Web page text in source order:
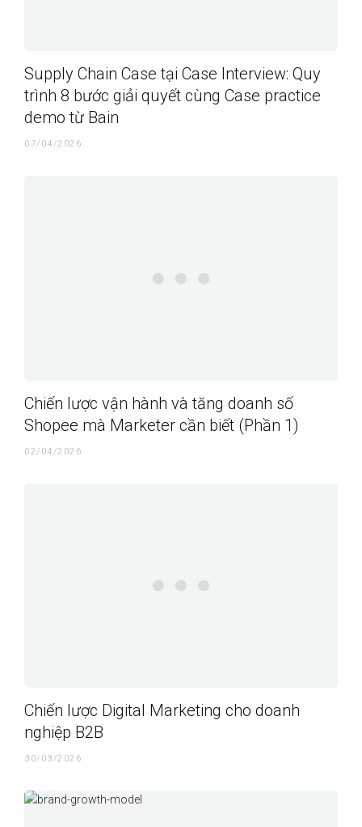
Supply Chain Case tại Case Interview: Quy
trình 8 bước giải quyết cùng Case practice
demo từ Bain
07/04/2026
Chiến lược vận hành và tăng doanh số
Shopee mà Marketer cần biết (Phần 1)
02/04/2026
Chiến lược Digital Marketing cho doanh
nghiệp B2B
30/03/2026